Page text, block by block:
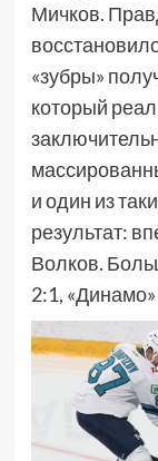
Мичков.
«зубры»
который
и один из
результат:
Волков.
2:1,